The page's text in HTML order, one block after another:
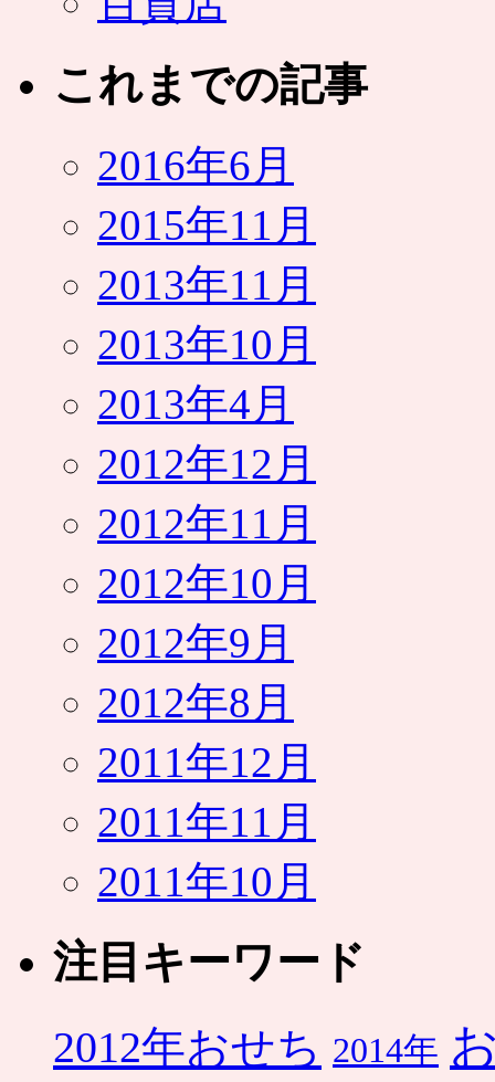
これまでの記事
2016年6月
2015年11月
2013年11月
2013年10月
2013年4月
2012年12月
2012年11月
2012年10月
2012年9月
2012年8月
2011年12月
2011年11月
2011年10月
注目キーワード
2012年おせち 2014年